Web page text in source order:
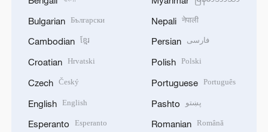
Bulgarian Български
Cambodian ខ្មែរ
Croatian Hrvatski
Czech Český
English English
Esperanto Esperanto
Nepali नेपाली
Persian فارسی
Polish Polski
Portuguese Português
Pashto پښتو
Romanian Română